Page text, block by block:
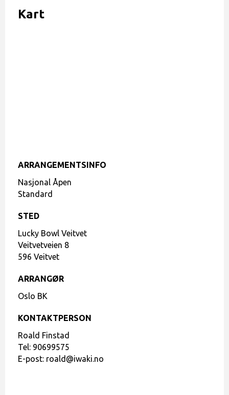
Kart
ARRANGEMENTSINFO
Nasjonal Åpen
Standard
STED
Lucky Bowl Veitvet
Veitvetveien 8
596 Veitvet
ARRANGØR
Oslo BK
KONTAKTPERSON
Roald Finstad
Tel: 90699575
E-post: roald@iwaki.no